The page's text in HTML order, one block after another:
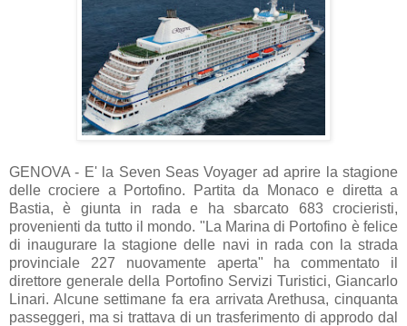
GENOVA - E' la Seven Seas Voyager ad aprire la stagione
delle crociere a Portofino. Partita da Monaco e diretta a
Bastia, è giunta in rada e ha sbarcato 683 crocieristi,
provenienti da tutto il mondo. "La Marina di Portofino è felice
di inaugurare la stagione delle navi in rada con la strada
provinciale 227 nuovamente aperta" ha commentato il
direttore generale della Portofino Servizi Turistici, Giancarlo
Linari. Alcune settimane fa era arrivata Arethusa, cinquanta
passeggeri, ma si trattava di un trasferimento di approdo dal